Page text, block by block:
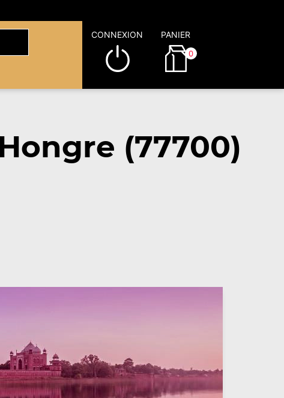
CONNEXION PANIER
0
(77700)